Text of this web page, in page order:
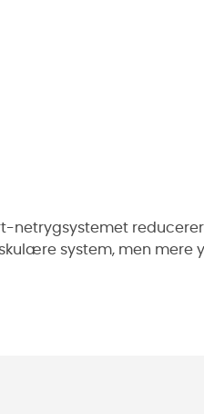
netrygsystemet
system, men mere